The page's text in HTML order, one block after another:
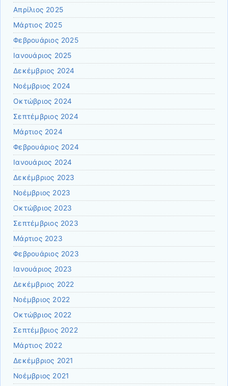
Απρίλιος 2025
Μάρτιος 2025
Φεβρουάριος 2025
Ιανουάριος 2025
Δεκέμβριος 2024
Νοέμβριος 2024
Οκτώβριος 2024
Σεπτέμβριος 2024
Μάρτιος 2024
Φεβρουάριος 2024
Ιανουάριος 2024
Δεκέμβριος 2023
Νοέμβριος 2023
Οκτώβριος 2023
Σεπτέμβριος 2023
Μάρτιος 2023
Φεβρουάριος 2023
Ιανουάριος 2023
Δεκέμβριος 2022
Νοέμβριος 2022
Οκτώβριος 2022
Σεπτέμβριος 2022
Μάρτιος 2022
Δεκέμβριος 2021
Νοέμβριος 2021